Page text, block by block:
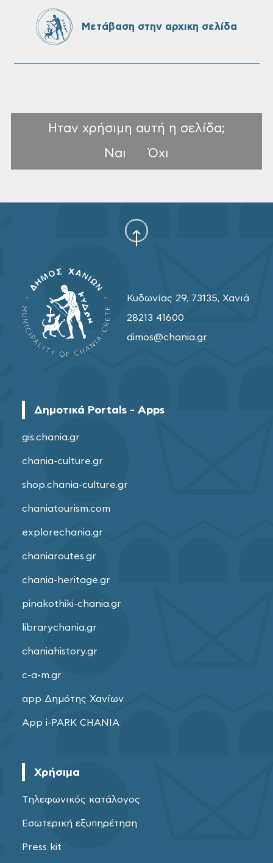
σχολικών μονάδων
Μετάβαση στην αρχικη σελίδα
Ηταν χρήσιμη αυτή η σελίδα;
Ναι
Όχι
Κυδωνίας 29, 73135, Χανιά
28213 41600
dimos@chania.gr
Δημοτικά Portals - Apps
gis.chania.gr
chania-culture.gr
shop.chania-culture.gr
chaniatourism.com
explorechania.gr
chaniaroutes.gr
chania-heritage.gr
pinakothiki-chania.gr
librarychania.gr
chaniahistory.gr
c-a-m.gr
app Δημότης Χανίων
App i-PARK CHANIA
Χρήσιμα
Τηλεφωνικός κατάλογος
Εσωτερική εξυπηρέτηση
Press kit